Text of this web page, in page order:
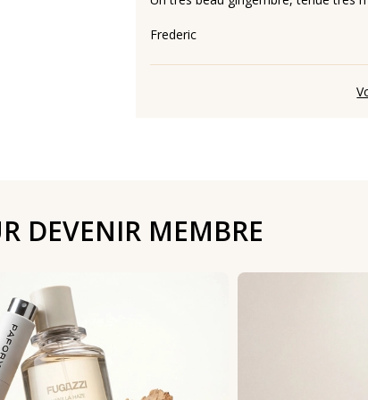
Frederic
DEVENIR MEMBRE